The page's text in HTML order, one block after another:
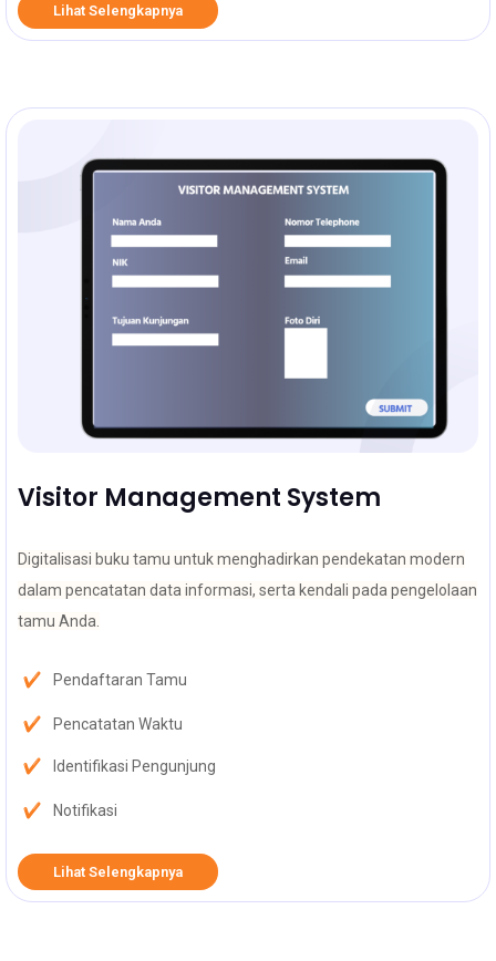
Lihat Selengkapnya
Visitor Management System
Digitalisasi buku tamu untuk menghadirkan pendekatan modern
dalam pencatatan data informasi, serta kendali pada pengelolaan
tamu Anda.
Pendaftaran Tamu
Pencatatan Waktu
Identifikasi Pengunjung
Notifikasi
Lihat Selengkapnya